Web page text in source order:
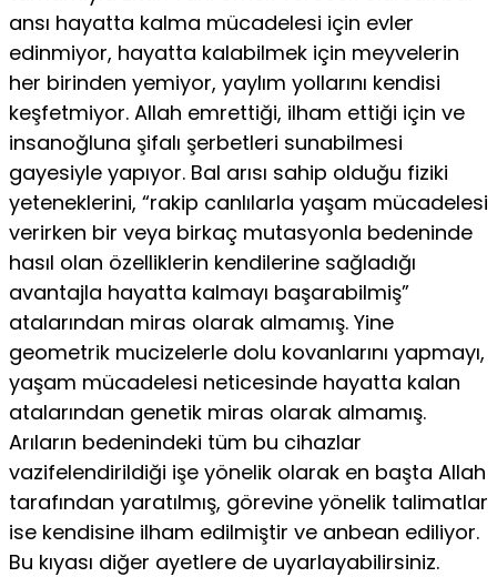
ansı hayatta kalma mücadelesi için evler
edinmiyor, hayatta kalabilmek için meyvelerin
her birinden yemiyor, yaylım yollarını kendisi
keşfetmiyor. Allah emrettiği, ilham ettiği için ve
insanoğluna şifalı şerbetleri sunabilmesi
gayesiyle yapıyor. Bal arısı sahip olduğu fiziki
yeteneklerini, “rakip canlılarla yaşam mücadelesi
verirken bir veya birkaç mutasyonla bedeninde
hasıl olan özelliklerin kendilerine sağladığı
avantajla hayatta kalmayı başarabilmiş”
atalarından miras olarak almamış. Yine
geometrik mucizelerle dolu kovanlarını yapmayı,
yaşam mücadelesi neticesinde hayatta kalan
atalarından genetik miras olarak almamış.
Arıların bedenindeki tüm bu cihazlar
vazifelendirildiği işe yönelik olarak en başta Allah
tarafından yaratılmış, görevine yönelik talimatlar
ise kendisine ilham edilmiştir ve anbean ediliyor.
Bu kıyası diğer ayetlere de uyarlayabilirsiniz.